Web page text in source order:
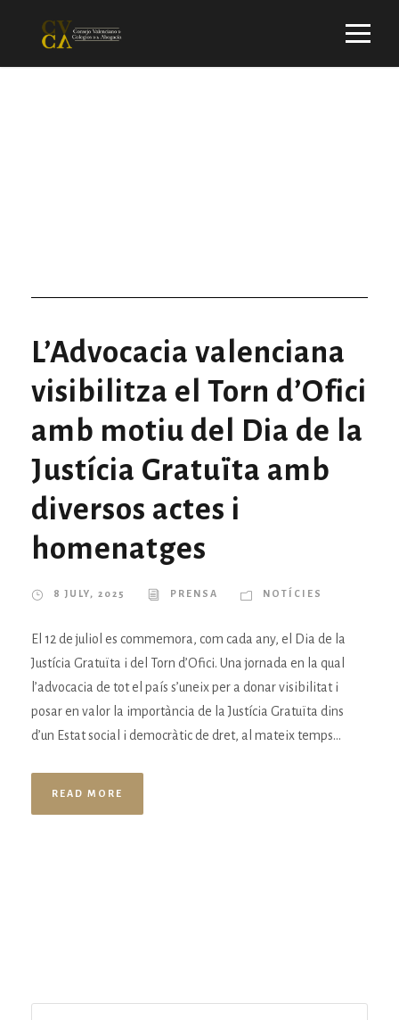
L’Advocacia valenciana
visibilitza el Torn d’Ofici
amb motiu del Dia de la
Justícia Gratuïta amb
diversos actes i
homenatges
8 JULY, 2025 PRENSA NOTÍCIES
El 12 de juliol es commemora, com cada any, el Dia de la
Justícia Gratuïta i del Torn d’Ofici. Una jornada en la qual
l’advocacia de tot el país s’uneix per a donar visibilitat i
posar en valor la importància de la Justícia Gratuïta dins
d’un Estat social i democràtic de dret, al mateix temps...
READ MORE